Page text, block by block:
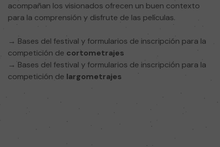
acompañan los visionados ofrecen un buen contexto
para la comprensión y disfrute de las películas.
→ Bases del festival y formularios de inscripción para la
competición de cortometrajes
→ Bases del festival y formularios de inscripción para la
competición de largometrajes